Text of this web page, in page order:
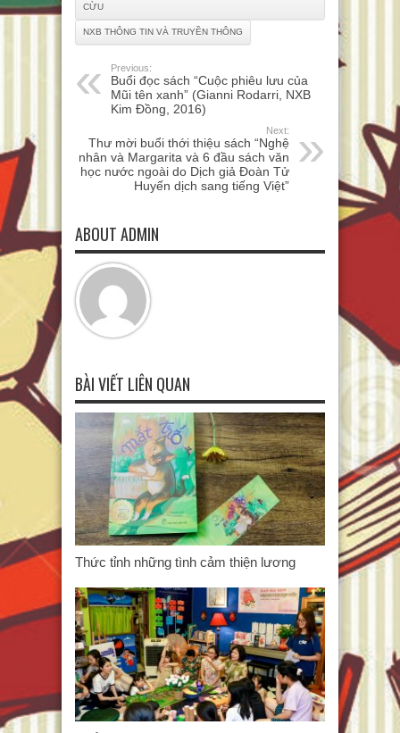
CỪU
NXB THÔNG TIN VÀ TRUYỀN THÔNG
Previous:
Buổi đọc sách “Cuộc phiêu lưu của
Mũi tên xanh” (Gianni Rodarri, NXB
Kim Đồng, 2016)
Next:
Thư mời buổi thới thiệu sách “Nghệ
nhân và Margarita và 6 đầu sách văn
học nước ngoài do Dịch giả Đoàn Tử
Huyến dịch sang tiếng Việt”
ABOUT ADMIN
BÀI VIẾT LIÊN QUAN
Thức tỉnh những tình cảm thiện lương